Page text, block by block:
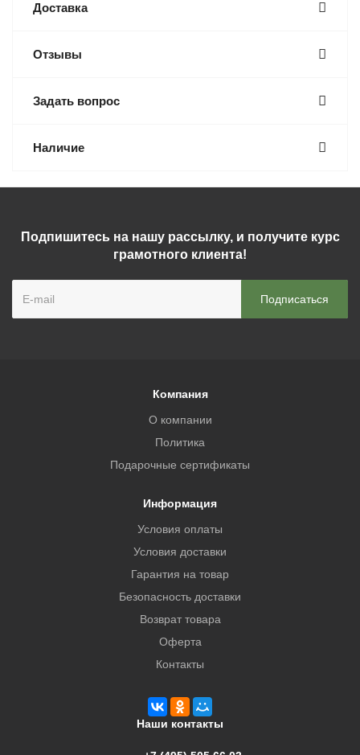
Доставка
Отзывы
Задать вопрос
Наличие
Подпишитесь на нашу рассылку, и получите курс
грамотного клиента!
Компания
О компании
Политика
Подарочные сертификаты
Информация
Условия оплаты
Условия доставки
Гарантия на товар
Безопасность доставки
Возврат товара
Оферта
Контакты
Наши контакты